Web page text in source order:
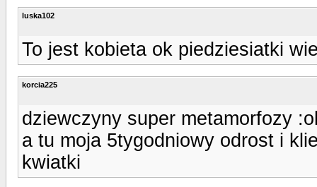
luska102
To jest kobieta ok piedziesiatki
korcia225
dziewczyny super metamorfozy
a tu moja 5tygodniowy odrost i
kwiatki